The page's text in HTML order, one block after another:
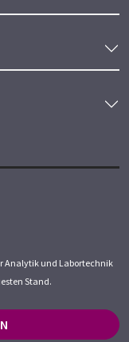
Analytik und Labortechnik
Stand.